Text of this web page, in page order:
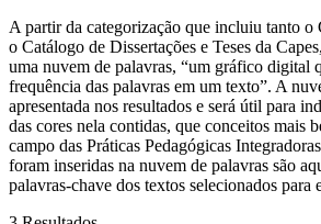
A partir da categorização que incluiu tanto o
o Catálogo de Dissertações e Teses da
uma nuvem de palavras, “um gráfico digital
frequência das palavras em um texto”. A
apresentada nos resultados e será útil para
das cores nela contidas, que conceitos mais
campo das Práticas Pedagógicas
foram inseridas na nuvem de palavras são
palavras-chave dos textos selecionados para